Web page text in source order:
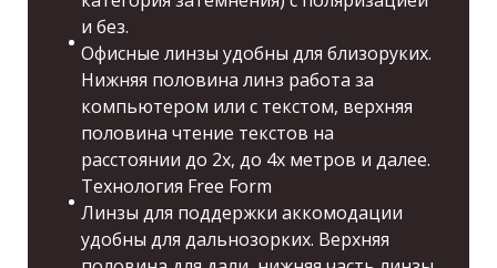
и без.
Офисные линзы удобны для близоруких.
Нижняя половина линз работа за
компьютером или с текстом, верхняя
половина чтение текстов на
расстоянии до 2х, до 4х метров и далее.
Технология Free Form
Линзы для поддержки аккомодации
удобны для дальнозорких. Верхняя